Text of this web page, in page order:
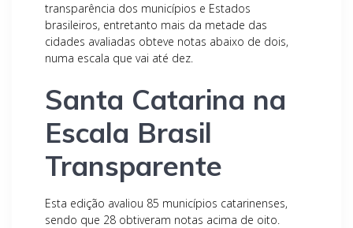
transparência dos municípios e Estados
brasileiros, entretanto mais da metade das
cidades avaliadas obteve notas abaixo de dois,
numa escala que vai até dez.
Santa Catarina na
Escala Brasil
Transparente
Esta edição avaliou 85 municípios catarinenses,
sendo que 28 obtiveram notas acima de oito.